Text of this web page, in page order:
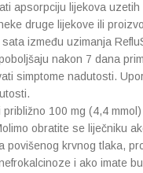
apsorpciju lijekova
druge lijekove ili
između uzimanja
nakon 7 dana
simptome nadutosti.
100 mg (4,4
obratite se liječniku
povišenog krvnog tlaka,
i ako imate